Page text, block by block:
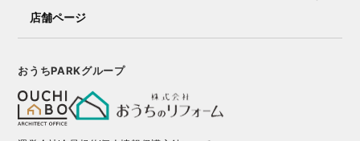
店舗ページ
おうちPARKグループ